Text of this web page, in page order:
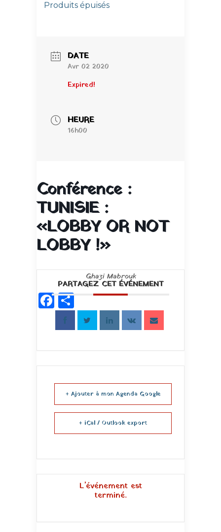
Produits épuisés
DATE
Avr 02 2020
Expired!
HEURE
16h00
Conférence :
TUNISIE :
«LOBBY OR NOT
LOBBY !»
Ghazi Mabrouk
Facebook
Partager
PARTAGEZ CET ÉVÉNEMENT
+ Ajouter à mon Agenda Google
+ iCal / Outlook export
L'événement est
terminé.